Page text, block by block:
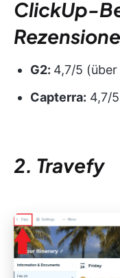
ClickUp-
G2: 4,7/5
Capterra: 4,7/
2. Travefy